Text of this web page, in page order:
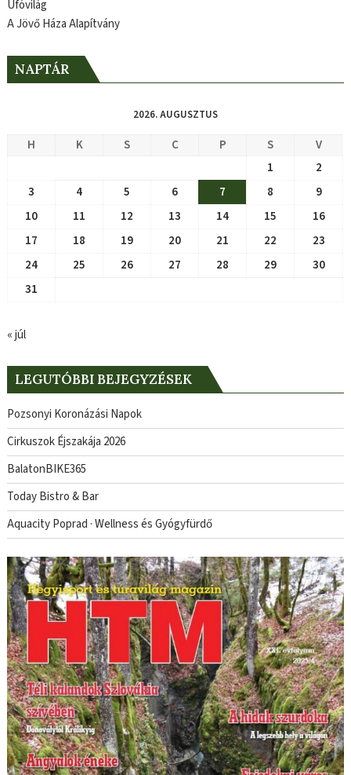
Ufóvilág
A Jövő Háza Alapítvány
NAPTÁR
2026. AUGUSZTUS
H K S C P S
V
1
2
3
4 5 6 7 8
9
10
11 12 13 14 15
16
17
18 19 20 21 22
23
24
25 26 27 28 29
30
31
« júl
LEGUTÓBBI BEJEGYZÉSEK
Pozsonyi Koronázási Napok
Cirkuszok Éjszakája 2026
BalatonBIKE365
Today Bistro & Bar
Aquacity Poprad · Wellness és Gyógyfürdő